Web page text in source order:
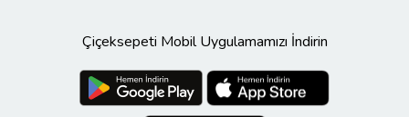
Çiçeksepeti Mobil Uygulamamızı İndirin